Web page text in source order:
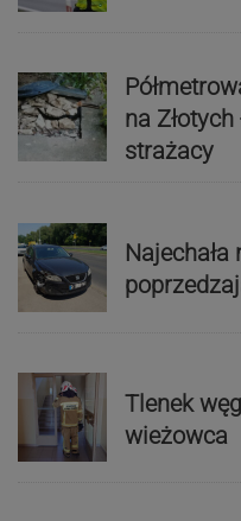
na
strażacy
Najechała
Tlenek
wieżowca